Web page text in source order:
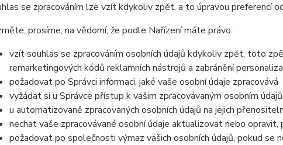
se zpracováním lze vzít kdykoliv zpět, a to úpravou preferencí
prosíme, na vědomí, že podle Nařízení máte právo:
vzít souhlas se zpracováním osobních údajů kdykoliv zpět, toto
remarketingových kódů reklamních nástrojů a zabránění
požadovat po Správci informaci, jaké vaše osobní údaje zpracovává
vyžádat si u Správce přístup k vašim zpracovávaným osobním
u automatizovaně zpracovaných osobních údajů na jejich
nechat vaše zpracovávané osobní údaje aktualizovat nebo
požadovat po společnosti výmaz vašich osobních údajů, pokud se